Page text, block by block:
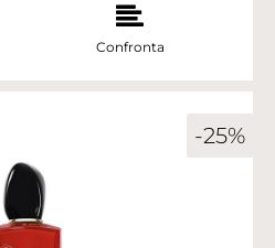
Confronta
-25%